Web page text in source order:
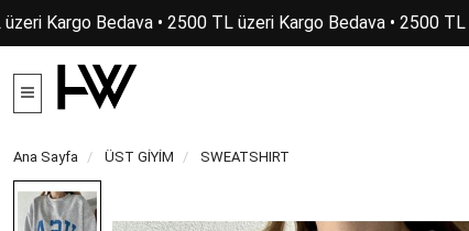
Kargo Bedava • 2500 TL üzeri Kargo Bedava • 2500
Ana Sayfa ÜST GİYİM SWEATSHIRT